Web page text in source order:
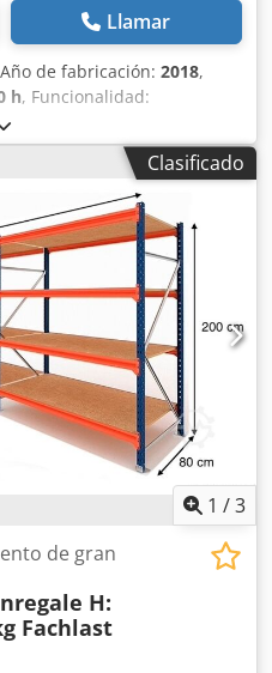
Llamar
de fabricación: 2018,
h, Funcionalidad:
de rotación (mín.):
V, frecuencia de entrada:50
Tntqefx Aqqor IE4 Año
6 meses 400 V 1490 rpm
Clasificado
1 /3
de gran
H:
Fachlast